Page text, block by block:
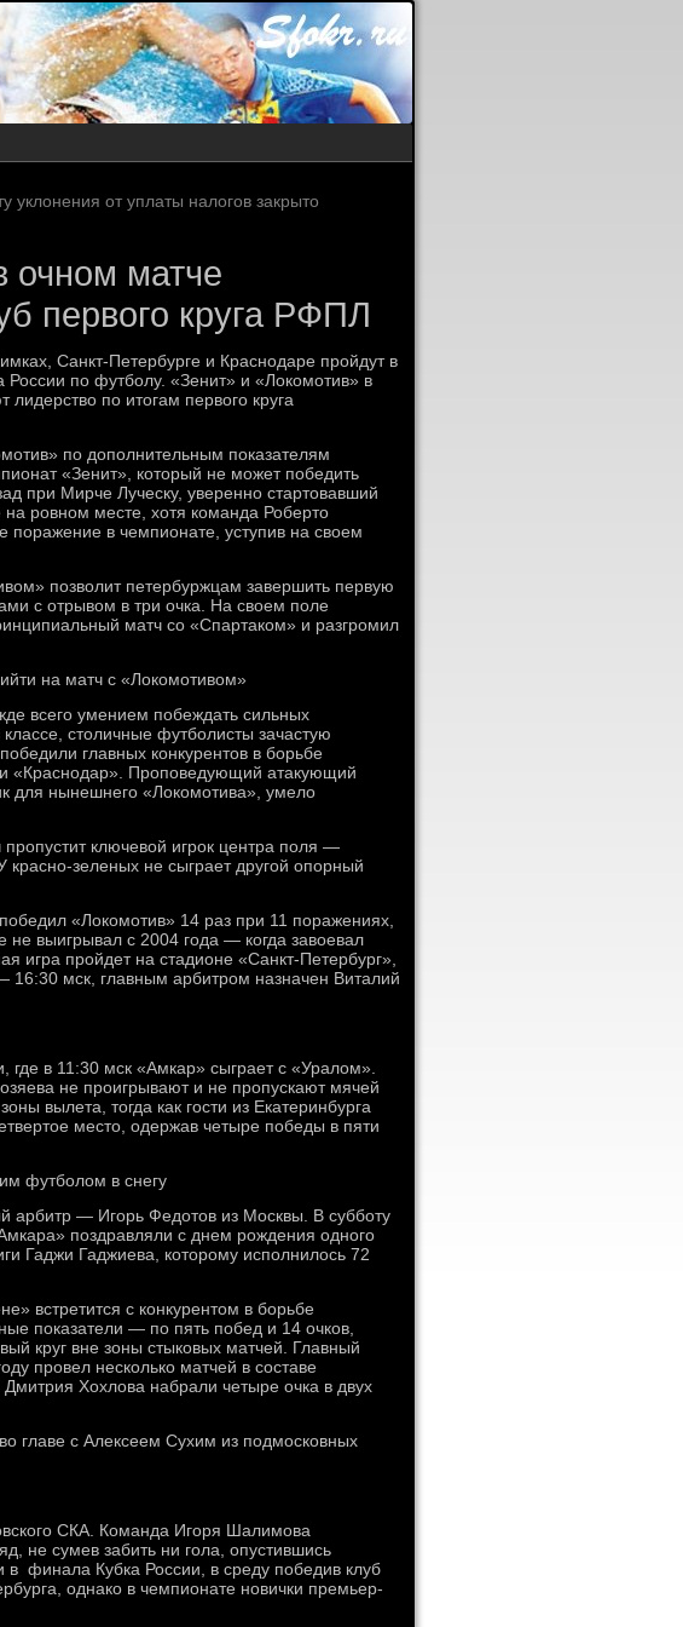
уклонения от уплаты налогов закрыто
очном матче
первого круга РФПЛ
Санкт-Петербурге и Краснодаре пройдут в
России по футболу. «Зенит» и «Локомотив» в
лидерство по итогам первого круга
по дополнительным показателям
«Зенит», который не может победить
при Мирче Луческу, уверенно стартовавший
ровном месте, хотя команда Роберто
в чемпионате, уступив на своем
позволит петербуржцам завершить первую
с отрывом в три очка. На своем поле
матч со «Спартаком» и разгромил
на матч с «Локомотивом»
всего умением побеждать сильных
столичные футболисты зачастую
главных конкурентов в борьбе
«Краснодар». Проповедующий атакующий
для нынешнего «Локомотива», умело
ключевой игрок центра поля —
зеленых не сыграет другой опорный
«Локомотив» 14 раз при 11 поражениях,
не выигрывал с 2004 года — когда завоевал
игра пройдет на стадионе «Санкт-Петербург»,
мск, главным арбитром назначен Виталий
где в 11:30 мск «Амкар» сыграет с «Уралом».
не проигрывают и не пропускают мячей
вылета, тогда как гости из Екатеринбурга
место, одержав четыре победы в пяти
футболом в снегу
арбитр — Игорь Федотов из Москвы. В субботу
поздравляли с днем рождения одного
Гаджи Гаджиева, которому исполнилось 72
встретится с конкурентом в борьбе
показатели — по пять побед и 14 очков,
круг вне зоны стыковых матчей. Главный
провел несколько матчей в составе
Хохлова набрали четыре очка в двух
главе с Алексеем Сухим из подмосковных
СКА. Команда Игоря Шалимова
не сумев забить ни гола, опустившись
финала Кубка России, в среду победив клуб
однако в чемпионате новички премьер-